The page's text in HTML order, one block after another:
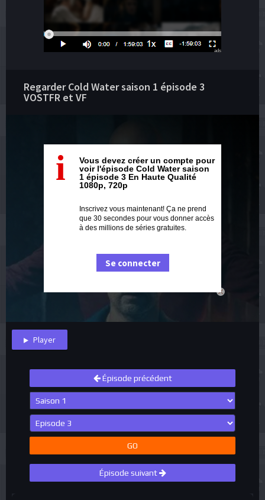
ads
Regarder Cold Water saison 1 épisode 3
VOSTFR et VF
close
i
Vous devez créer un compte pour
voir l'épisode Cold Water saison
1 épisode 3 En Haute Qualité
1080p, 720p
Inscrivez vous maintenant! Ça ne prend
que 30 secondes pour vous donner accès
à des millions de séries gratuites.
Se connecter
Player
Épisode précédent
GO
Épisode suivant